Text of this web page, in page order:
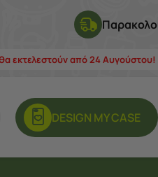
εκτελεστούν από 24 Αυγούστου!
DESIGN ΜY CASE